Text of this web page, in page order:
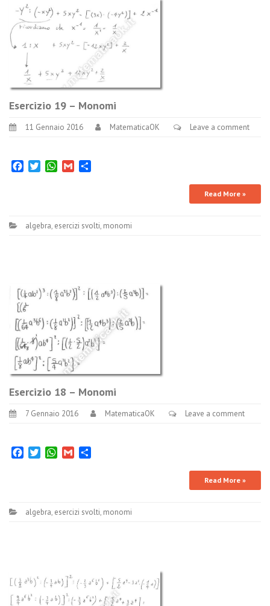
Esercizio 19 – Monomi
11 Gennaio 2016 MatematicaOK Leave a comment
FacebookTwitterWhatsApp
Gmail
Read More »
algebra, esercizi svolti, monomi
Esercizio 18 – Monomi
7 Gennaio 2016 MatematicaOK Leave a comment
FacebookTwitterWhatsApp
Gmail
Read More »
algebra, esercizi svolti, monomi